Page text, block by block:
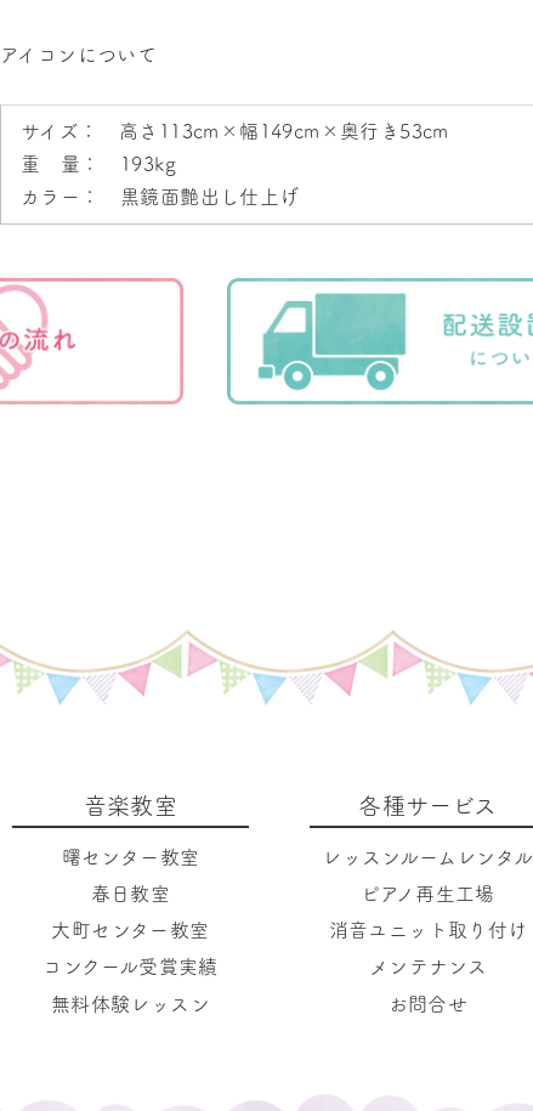
アイコンについて
サイズ： 高さ113cm×幅149cm×奥行き53cm
重 量： 193kg
カラー： 黒鏡面艶出し仕上げ
音楽教室
曙センター教室
春日教室
大町センター教室
コンクール受賞実績
無料体験レッスン
各種サービス
レッスンルームレンタル
ピアノ再生工場
消音ユニット取り付け
メンテナンス
お問合せ